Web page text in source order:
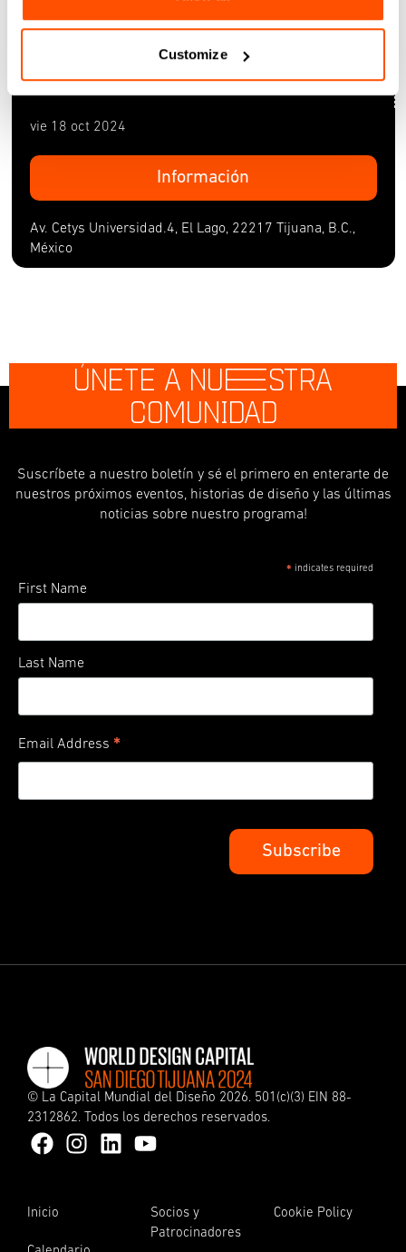
Customize
IX FERIA AMBIENTAL ACADÉMICA
vie 18 oct 2024
Información
Av. Cetys Universidad.4, El Lago, 22217 Tijuana, B.C.,
México
ÚNETE A NUESTRA
COMUNIDAD
Suscríbete a nuestro boletín y sé el primero en enterarte de
nuestros próximos eventos, historias de diseño y las últimas
noticias sobre nuestro programa!
* indicates required
First Name
Last Name
Email Address *
© La Capital Mundial del Diseño 2026. 501(c)(3) EIN 88-
2312862. Todos los derechos reservados.
Inicio
Socios y
Patrocinadores
Cookie Policy